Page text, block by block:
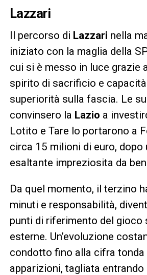
Lazzari
Il percorso di Lazzari nella
iniziato con la maglia della
cui si è messo in luce grazie
spirito di sacrificio e
superiorità sulla fascia. Le
convinsero la Lazio a
Lotito e Tare lo portarono a
circa 15 milioni di euro, dopo
esaltante impreziosita da
Da quel momento, il terzino
minuti e responsabilità,
punti di riferimento del gioco
esterne. Un’evoluzione
condotto fino alla cifra tonda
apparizioni, tagliata entrando